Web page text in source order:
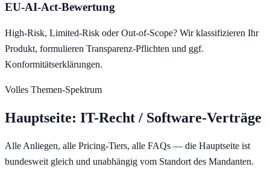
EU-AI-Act-Bewertung
High-Risk, Limited-Risk oder Out-of-Scope? Wir klassifizieren Ihr
Produkt, formulieren Transparenz-Pflichten und ggf.
Konformitätserklärungen.
Volles Themen-Spektrum
Hauptseite: IT-Recht / Software-Verträge
Alle Anliegen, alle Pricing-Tiers, alle FAQs — die Hauptseite ist
bundesweit gleich und unabhängig vom Standort des Mandanten.